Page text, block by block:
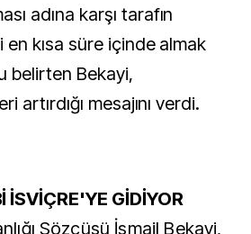
adına karşı tarafın
kısa süre içinde almak
belirten Bekayi,
artırdığı mesajını verdi.
İSVİÇRE'YE GİDİYOR
Sözcüsü İsmail Bekayi,